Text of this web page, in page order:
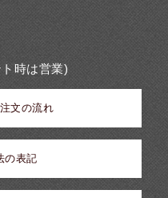
時は営業)
文の流れ
の表記